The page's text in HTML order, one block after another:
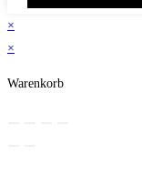
×
×
Warenkorb